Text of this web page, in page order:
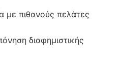
πιθανούς πελάτες
διαφημιστικής